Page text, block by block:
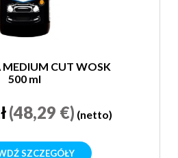
MEDIUM CUT WOSK
500 ml
(48,29 €) (netto)
SZCZEGÓŁY